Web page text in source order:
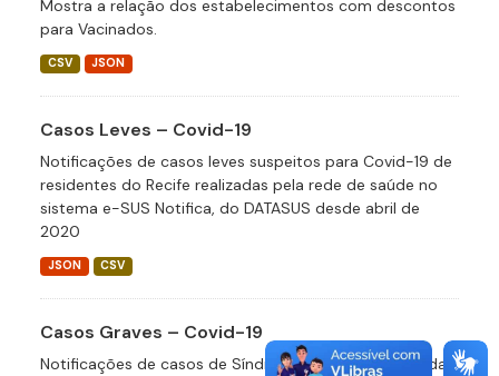
Mostra a relação dos estabelecimentos com descontos
para Vacinados.
CSV JSON
Casos Leves – Covid-19
Notificações de casos leves suspeitos para Covid-19 de
residentes do Recife realizadas pela rede de saúde no
sistema e-SUS Notifica, do DATASUS desde abril de
2020
JSON CSV
Casos Graves – Covid-19
Notificações de casos de Síndrome Respiratória Aguda